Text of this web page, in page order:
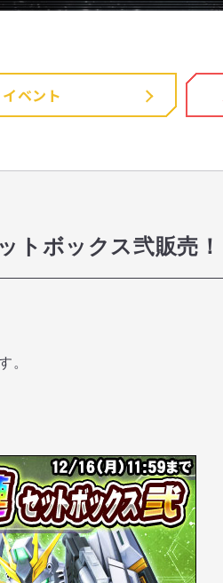
イベント
トボックス弐販売！
。